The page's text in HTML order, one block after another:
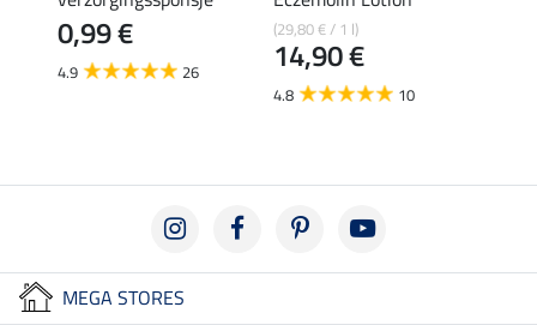
0,99 €
4.9 26
(29,80 € / 1 l)
14,90 €
4.8 10
MEGA STORES